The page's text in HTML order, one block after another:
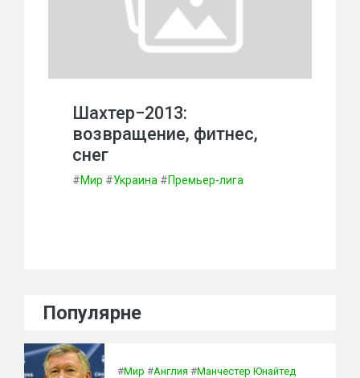
Шахтер−2013:
возвращение, фитнес,
снег
#Мир #Украина #Премьер-лига
Популярне
#Мир #Англия #Манчестер Юнайтед